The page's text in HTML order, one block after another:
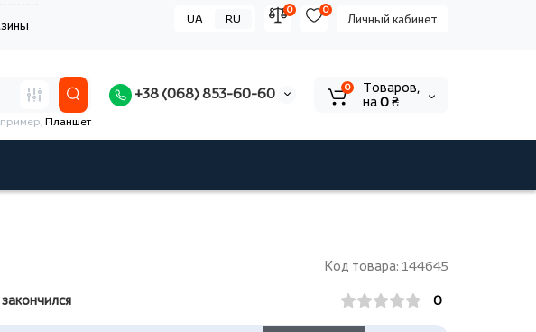
Личный кабинет
0
0
UA RU
+38 (068) 853-60-60
Планшет
0
Tоваров,
на0 ₴
Код товара: 144645
0